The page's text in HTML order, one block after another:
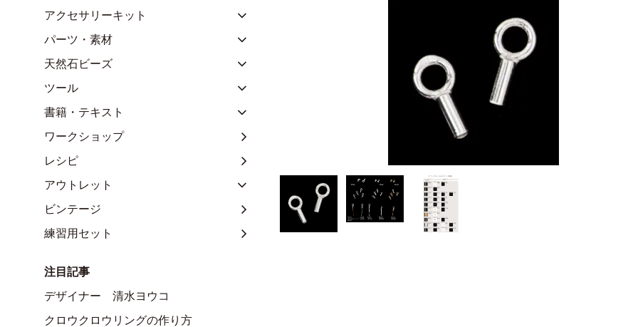
アクセサリーキット
パーツ・素材
天然石ビーズ
ツール
書籍・テキスト
ワークショップ
レシピ
アウトレット
ビンテージ
練習用セット
注目記事
デザイナー 清水ヨウコ
クロウクロウリングの作り方